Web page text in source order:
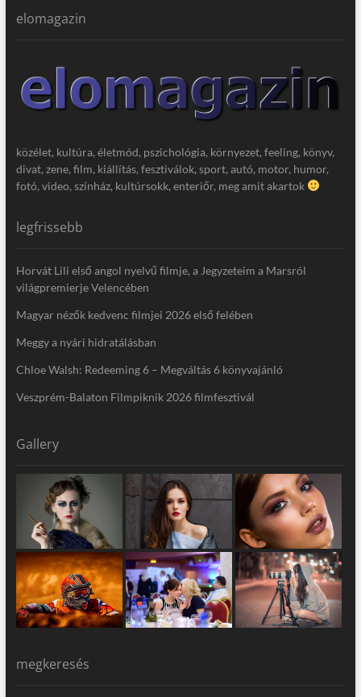
elomagazin
közélet, kultúra, életmód, pszichológia, környezet, feeling, könyv,
divat, zene, film, kiállítás, fesztiválok, sport, autó, motor, humor,
fotó, video, színház, kultúrsokk, enteriőr, meg amit akartok
legfrissebb
Horvát Lili első angol nyelvű filmje, a Jegyzeteim a Marsról
világpremierje Velencében
Magyar nézők kedvenc filmjei 2026 első felében
Meggy a nyári hidratálásban
Chloe Walsh: Redeeming 6 – Megváltás 6 könyvajánló
Veszprém-Balaton Filmpiknik 2026 filmfesztivál
Gallery
megkeresés